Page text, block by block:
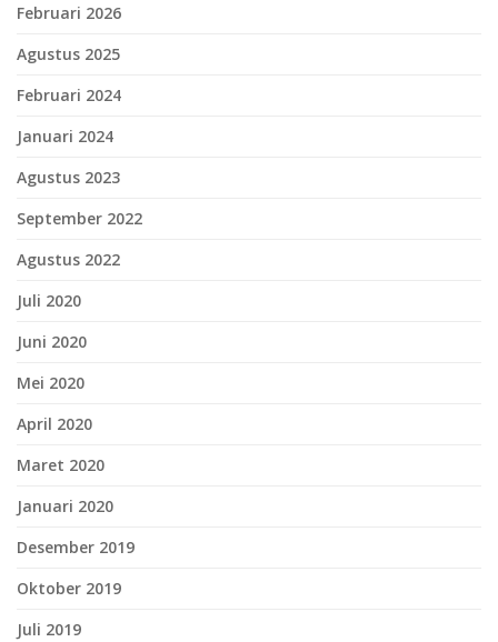
Februari 2026
Agustus 2025
Februari 2024
Januari 2024
Agustus 2023
September 2022
Agustus 2022
Juli 2020
Juni 2020
Mei 2020
April 2020
Maret 2020
Januari 2020
Desember 2019
Oktober 2019
Juli 2019